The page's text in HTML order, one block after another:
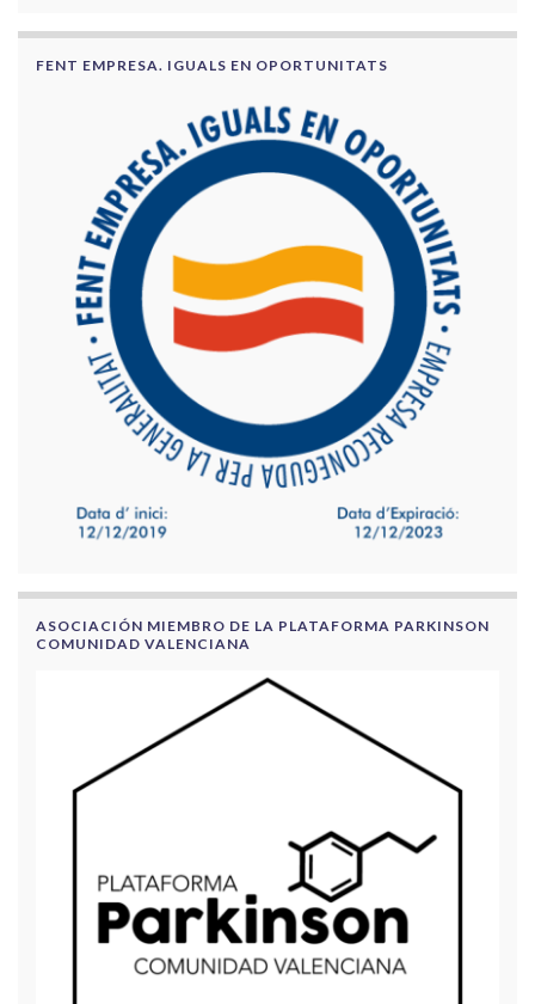
FENT EMPRESA. IGUALS EN OPORTUNITATS
ASOCIACIÓN MIEMBRO DE LA PLATAFORMA PARKINSON
COMUNIDAD VALENCIANA